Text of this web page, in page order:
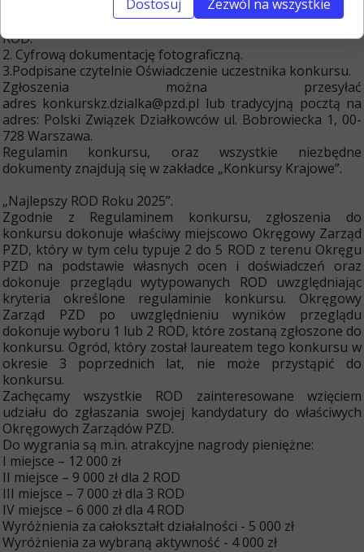
odpowiedni formularz zgłoszenia. Formularz musi
zawierać także pieczęć i podpis przedstawiciela zarządu
ROD.
2. Cyfrową dokumentację fotograficzną.
3.Podpisane czytelnie Oświadczenie uczestnika konkursu.
Zgłoszenia można przesyłać
adres konkurskz.dzialka@pzd.pl lub tradycyjną pocztą na
adres: Polski Związek Działkowców ul. Bobrowiecka 1, 00-
728 Warszawa.
Regulamin konkursu, oraz wszystkie niezbędne
dokumenty znajdują się w zakładce „Konkursy Krajowe”.
„Najlepszy ROD Roku 2025”.
Zgodnie z Regulaminem konkursu, zgłoszenia do
konkursu dokonuje właściwy miejscowo Okręgowy Zarząd
PZD, który w tym celu typuje 2 do 5 ROD z terenu Okręgu
PZD na podstawie własnych ocen i doświadczeń oraz
dokonuje przeglądu wytypowanych ROD uwzględniając
kryteria określone regulaminie konkursu. Okręgowy
Zarząd PZD po uwzględnieniu wyników przeglądu
dokonuje wyboru 1 lub 2 ROD, które zostaną zgłoszone do
konkursu. Ogród, który został laureatem tego konkursu w
okresie 3 poprzednich lat, nie może przystąpić do
konkursu.
Zachęcamy wszystkie ROD zainteresowane wzięciem
udziału do zgłaszania swojej kandydatury do właściwych
Okręgowych Zarządów PZD.
Do wygrania są m.in. atrakcyjne nagrody pieniężne:
I miejsce – 12 000 zł
II miejsce – 9 000 zł dla 2 ROD
III miejsce – 7 000 zł dla 3 ROD
IV miejsce – 6 000 zł dla 4 ROD
Wyróżnienia za całokształt działalności - 5 000 zł
Wyróżnienia za wybraną aktywność - 4 000 zł
Dostosuj Zezwól na wszystkie